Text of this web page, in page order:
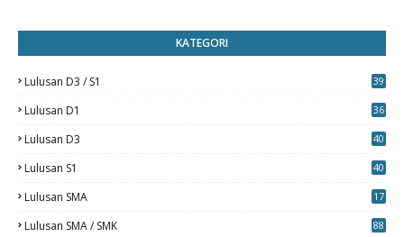
KATEGORI
Lulusan D3 / S1
39
Lulusan D1 36
Lulusan D3
40
Lulusan S1
40
Lulusan SMA 17
Lulusan SMA / SMK
88